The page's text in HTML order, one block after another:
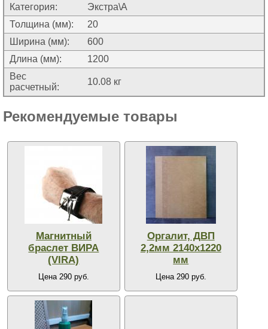
Категория:
Экстра\А
Толщина (мм):
20
Ширина (мм):
600
Длина (мм):
1200
Вес
расчетный:
10.08 кг
Рекомендуемые товары
Магнитный
браслет ВИРА
(VIRA)
Цена 290 руб.
Оргалит, ДВП
2,2мм 2140х1220
мм
Цена 290 руб.